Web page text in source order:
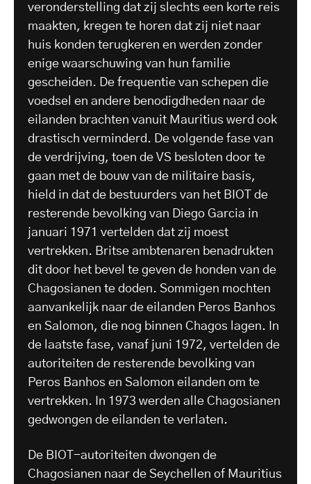
veronderstelling dat zij slechts een korte reis
maakten, kregen te horen dat zij niet naar
huis konden terugkeren en werden zonder
enige waarschuwing van hun familie
gescheiden. De frequentie van schepen die
voedsel en andere benodigdheden naar de
eilanden brachten vanuit Mauritius werd ook
drastisch verminderd. De volgende fase van
de verdrijving, toen de VS besloten door te
gaan met de bouw van de militaire basis,
hield in dat de bestuurders van het BIOT de
resterende bevolking van Diego Garcia in
januari 1971 vertelden dat zij moest
vertrekken. Britse ambtenaren benadrukten
dit door het bevel te geven de honden van de
Chagosianen te doden. Sommigen mochten
aanvankelijk naar de eilanden Peros Banhos
en Salomon, die nog binnen Chagos lagen. In
de laatste fase, vanaf juni 1972, vertelden de
autoriteiten de resterende bevolking van
Peros Banhos en Salomon eilanden om te
vertrekken. In 1973 werden alle Chagosianen
gedwongen de eilanden te verlaten.
De BIOT-autoriteiten dwongen de
Chagosianen naar de Seychellen of Mauritius